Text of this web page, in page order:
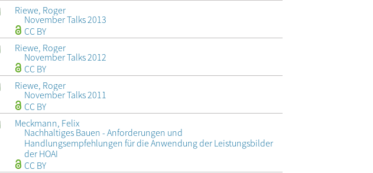
Riewe, Roger
November Talks 2013
CC BY
Riewe, Roger
November Talks 2012
CC BY
Riewe, Roger
November Talks 2011
CC BY
Meckmann, Felix
Nachhaltiges Bauen - Anforderungen und
Handlungsempfehlungen für die Anwendung der Leistungsbilder
der HOAI
CC BY